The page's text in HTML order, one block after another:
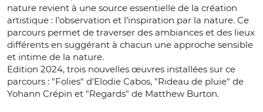
nature revient à une source essentielle de la création
artistique : l’observation et l’inspiration par la nature. Ce
parcours permet de traverser des ambiances et des lieux
différents en suggérant à chacun une approche sensible
et intime de la nature.
Edition 2024, trois nouvelles œuvres installées sur ce
parcours : "Folies" d'Elodie Cabos, "Rideau de pluie" de
Yohann Crépin et "Regards" de Matthew Burton.